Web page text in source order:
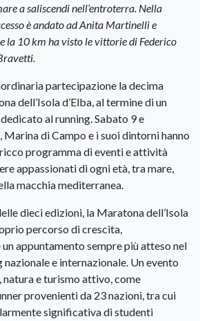
a saliscendi nell’entroterra. Nella
è andato ad Anita Martinelli e
la 10 km ha visto le vittorie di Federico
partecipazione la decima
dell’Isola d’Elba, al termine di un
al running. Sabato 9 e
di Campo e i suoi dintorni hanno
programma di eventi e attività
appassionati di ogni età, tra mare,
macchia mediterranea.
dieci edizioni, la Maratona dell’Isola
percorso di crescita,
appuntamento sempre più atteso nel
nazionale e internazionale. Un evento
natura e turismo attivo, come
provenienti da 23 nazioni, tra cui
significativa di studenti